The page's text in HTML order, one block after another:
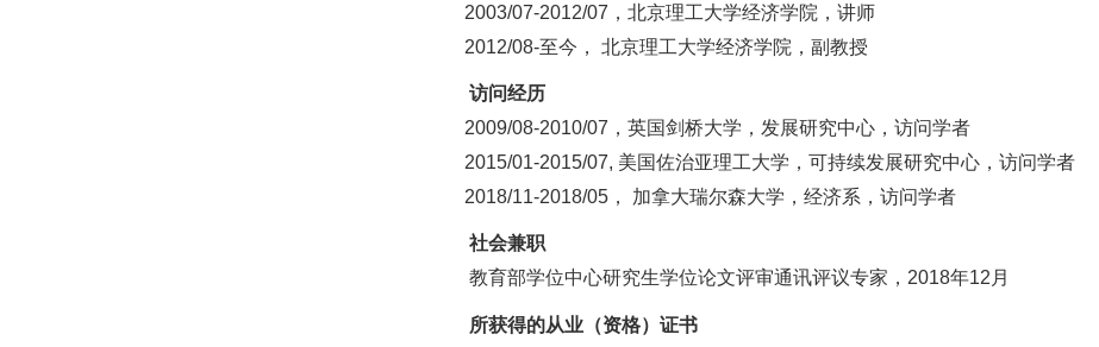
2003/07-2012/07 ，北京理工大学经济学院，讲师
2012/08-至今， 北京理工大学经济学院，副教授
访问经历
2009/08-2010/07，英国剑桥大学，发展研究中心，访问学者
2015/01-2015/07, 美国佐治亚理工大学，可持续发展研究中心，访问学者
2018/11-2018/05 ， 加拿大瑞尔森大学，经济系，访问学者
社会兼职
教育部学位中心研究生学位论文评审通讯评议专家，2018年12月
所获得的从业（资格）证书